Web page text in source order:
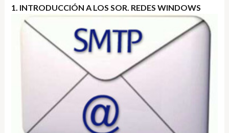
1. INTRODUCCIÓN A LOS SOR. REDES WINDOWS